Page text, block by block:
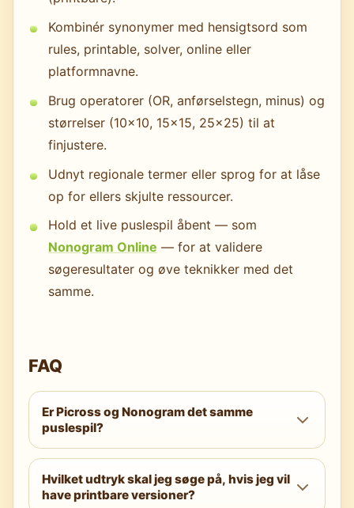
Kombinér synonymer med hensigtsord som
rules, printable, solver, online eller
platformnavne.
Brug operatorer (OR, anførselstegn, minus) og
størrelser (10x10, 15x15, 25x25) til at
finjustere.
Udnyt regionale termer eller sprog for at låse
op for ellers skjulte ressourcer.
Hold et live puslespil åbent — som
Nonogram Online — for at validere
søgeresultater og øve teknikker med det
samme.
FAQ
Er Picross og Nonogram det samme
puslespil?
Ja. Picross er et brandassocieret navn for
det samme logiske puslespil, som ofte
kaldes et Nonogram. Mekanik og
Hvilket udtryk skal jeg søge på, hvis jeg vil
have printbare versioner?